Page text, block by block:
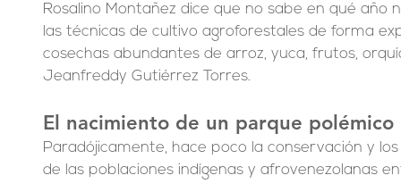
Rosalino Montañez dice que no sabe en qué año
las técnicas de cultivo agroforestales de forma
cosechas abundantes de arroz, yuca, frutos,
Jeanfreddy Gutiérrez Torres.
El nacimiento de un parque polémico
Paradójicamente, hace poco la conservación y
de las poblaciones indígenas y afrovenezolanas